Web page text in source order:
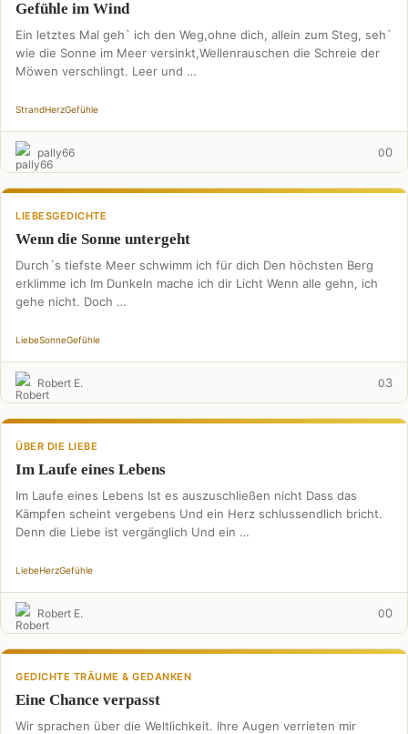
Gefühle im Wind
Ein letztes Mal geh` ich den Weg,ohne dich, allein zum Steg, seh`
wie die Sonne im Meer versinkt,Wellenrauschen die Schreie der
Möwen verschlingt. Leer und …
StrandHerzGefühle
pally66 00
LIEBESGEDICHTE
Wenn die Sonne untergeht
Durch´s tiefste Meer schwimm ich für dich Den höchsten Berg
erklimme ich Im Dunkeln mache ich dir Licht Wenn alle gehn, ich
gehe nicht. Doch …
LiebeSonneGefühle
Robert E. 03
ÜBER DIE LIEBE
Im Laufe eines Lebens
Im Laufe eines Lebens Ist es auszuschließen nicht Dass das
Kämpfen scheint vergebens Und ein Herz schlussendlich bricht.
Denn die Liebe ist vergänglich Und ein …
LiebeHerzGefühle
Robert E. 00
GEDICHTE TRÄUME & GEDANKEN
Eine Chance verpasst
Wir sprachen über die Weltlichkeit. Ihre Augen verrieten mir